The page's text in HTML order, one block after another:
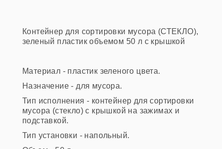
Контейнер для сортировки мусора (СТЕКЛО),
зеленый пластик объемом 50 л с крышкой
Материал - пластик зеленого цвета.
Назначение - для мусора.
Тип исполнения - контейнер для сортировки
мусора (стекло) с крышкой на зажимах и
подставкой.
Тип установки - напольный.